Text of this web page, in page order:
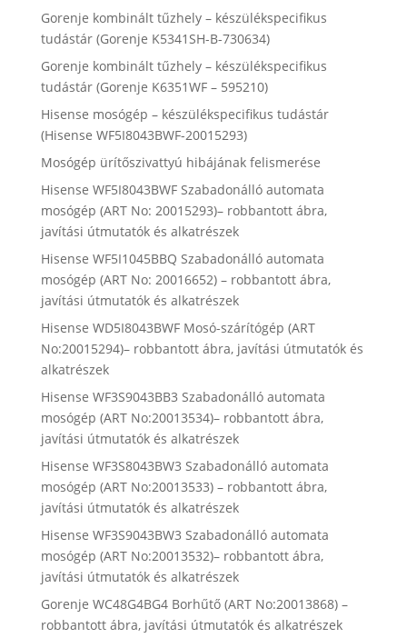
Gorenje kombinált tűzhely – készülékspecifikus
tudástár (Gorenje K5341SH-B-730634)
Gorenje kombinált tűzhely – készülékspecifikus
tudástár (Gorenje K6351WF – 595210)
Hisense mosógép – készülékspecifikus tudástár
(Hisense WF5I8043BWF-20015293)
Mosógép ürítőszivattyú hibájának felismerése
Hisense WF5I8043BWF Szabadonálló automata
mosógép (ART No: 20015293)– robbantott ábra,
javítási útmutatók és alkatrészek
Hisense WF5I1045BBQ Szabadonálló automata
mosógép (ART No: 20016652) – robbantott ábra,
javítási útmutatók és alkatrészek
Hisense WD5I8043BWF Mosó-szárítógép (ART
No:20015294)– robbantott ábra, javítási útmutatók és
alkatrészek
Hisense WF3S9043BB3 Szabadonálló automata
mosógép (ART No:20013534)– robbantott ábra,
javítási útmutatók és alkatrészek
Hisense WF3S8043BW3 Szabadonálló automata
mosógép (ART No:20013533) – robbantott ábra,
javítási útmutatók és alkatrészek
Hisense WF3S9043BW3 Szabadonálló automata
mosógép (ART No:20013532)– robbantott ábra,
javítási útmutatók és alkatrészek
Gorenje WC48G4BG4 Borhűtő (ART No:20013868) –
robbantott ábra, javítási útmutatók és alkatrészek